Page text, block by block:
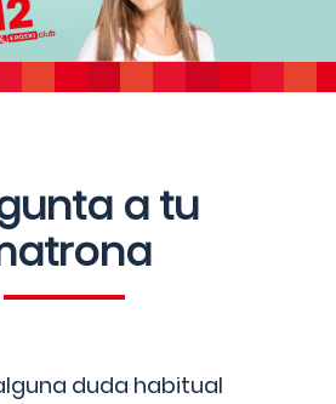
a tu
duda habitual